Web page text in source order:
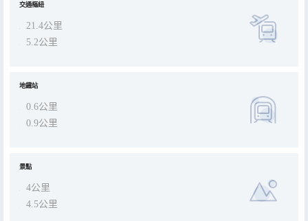
橋小吃街、餓狼傳說串串、燜鍋、自助等帶給您充足的味蕾體驗。「
「旅遊」酒店距離觀音橋核心商圈約5分鐘、距離解放碑、洪崖洞、朝天門約十五分鐘車程，距離歌樂山、渣滓洞、磁
器口約二十分鐘車程，距離北濱路、南濱路約十分鐘車程，距離三峽博物館、重慶人民大禮堂約二十分鐘車程，帶給您
便利的遊覽體驗。
「學校」考試考點：新村小學、十八中、華新小學、徐悲鴻小學、鯉魚池小學。
交通樞紐
21.4公里
5.2公里
地鐵站
0.6公里
0.9公里
景點
4公里
4.5公里